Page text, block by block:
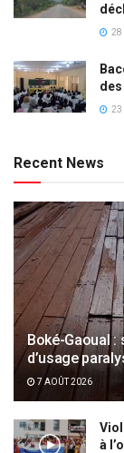
28
23
Recent News
Boké-Gaoual :
d’usage
7 AOÛT 2026
à